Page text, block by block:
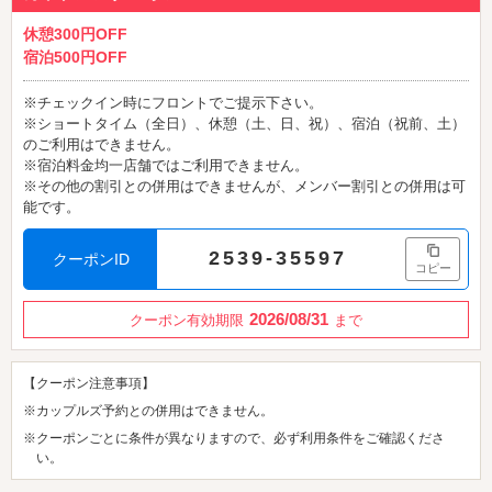
休憩300円OFF
宿泊500円OFF
※チェックイン時にフロントでご提示下さい。
※ショートタイム（全日）、休憩（土、日、祝）、宿泊（祝前、土）
のご利用はできません。
※宿泊料金均一店舗ではご利用できません。
※その他の割引との併用はできませんが、メンバー割引との併用は可
能です。
クーポンID 2539-35597 コピー
クーポン有効期限 2026/08/31 まで
【クーポン注意事項】
※カップルズ予約との併用はできません。
※クーポンごとに条件が異なりますので、必ず利用条件をご確認くださ
い。